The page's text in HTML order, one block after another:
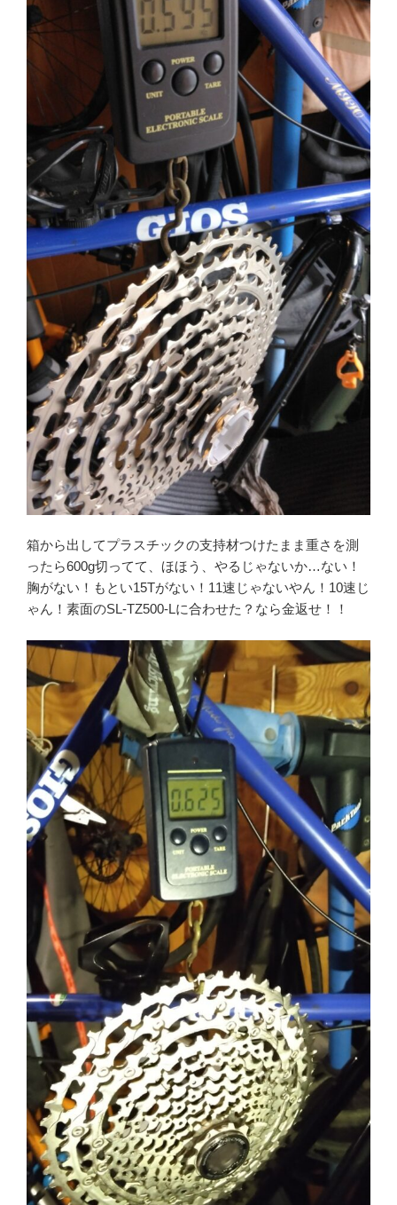
箱から出してプラスチックの支持材つけたまま重さを測
ったら600g切ってて、ほほう、やるじゃないか…ない！
胸がない！もとい15Tがない！11速じゃないやん！10速じ
ゃん！素面のSL-TZ500-Lに合わせた？なら金返せ！！